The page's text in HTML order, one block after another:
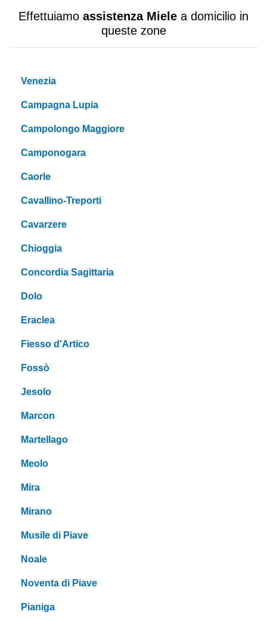
Effettuiamo assistenza Miele a domicilio in
queste zone
Venezia
Campagna Lupia
Campolongo Maggiore
Camponogara
Caorle
Cavallino-Treporti
Cavarzere
Chioggia
Concordia Sagittaria
Dolo
Eraclea
Fiesso d'Artico
Fossò
Jesolo
Marcon
Martellago
Meolo
Mira
Mirano
Musile di Piave
Noale
Noventa di Piave
Pianiga